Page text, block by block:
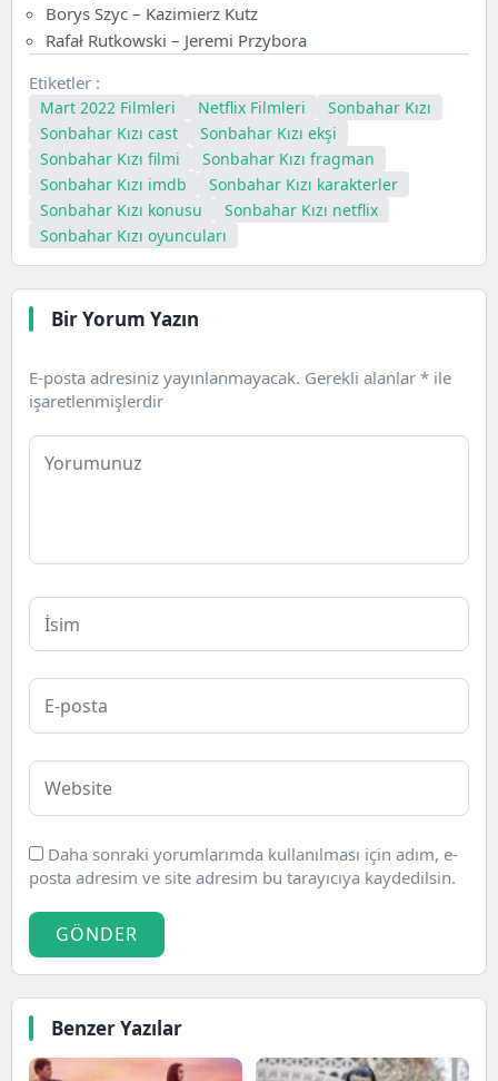
Borys Szyc – Kazimierz Kutz
Rafał Rutkowski – Jeremi Przybora
Etiketler :
Mart 2022 Filmleri Netflix Filmleri
Sonbahar Kızı
Sonbahar Kızı cast
Sonbahar Kızı ekşi
Sonbahar Kızı filmi
Sonbahar Kızı fragman
Sonbahar Kızı imdb
Sonbahar Kızı karakterler
Sonbahar Kızı konusu
Sonbahar Kızı netflix
Sonbahar Kızı oyuncuları
Bir Yorum Yazın
E-posta adresiniz yayınlanmayacak. Gerekli alanlar * ile
işaretlenmişlerdir
Daha sonraki yorumlarımda kullanılması için adım, e-
posta adresim ve site adresim bu tarayıcıya kaydedilsin.
GÖNDER
Benzer Yazılar